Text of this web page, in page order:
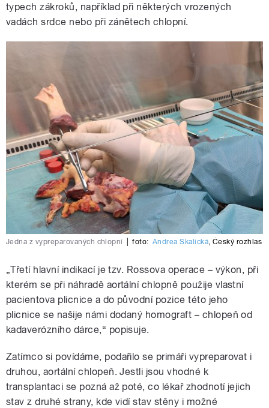
typech zákroků, například při některých vrozených
vadách srdce nebo při zánětech chlopní.
Jedna z vypreparovaných chlopní foto: Andrea Skalická, Český rozhlas
„Třetí hlavní indikací je tzv. Rossova operace – výkon, při
kterém se při náhradě aortální chlopně použije vlastní
pacientova plicnice a do původní pozice této jeho
plicnice se našije námi dodaný homograft – chlopeň od
kadaverózního dárce,“ popisuje.
Zatímco si povídáme, podařilo se primáři vypreparovat i
druhou, aortální chlopeň. Jestli jsou vhodné k
transplantaci se pozná až poté, co lékař zhodnotí jejich
stav z druhé strany, kde vidí stav stěny i možné